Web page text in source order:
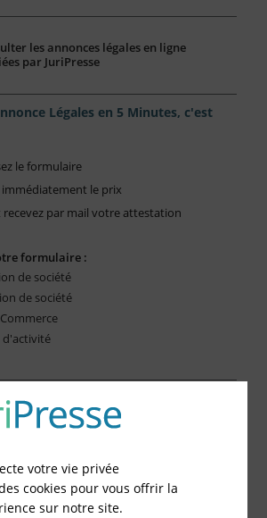
les annonces légales en ligne
par JuriPresse
Légales en 5 Minutes, c'est
le formulaire
immédiatement le prix
recevez par mail votre attestation
formulaire :
de société
de société
d'activité
votre vie privée
cookies pour vous offrir la
sur notre site.